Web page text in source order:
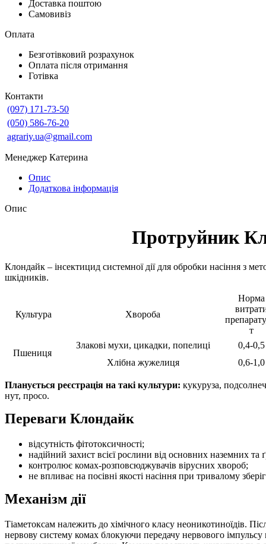
Доставка поштою
Самовивіз
Оплата
Безготівковий розрахунок
Оплата після отримання
Готівка
Контакти
(097) 171-73-50
(050) 586-76-20
agrariy.ua@gmail.com
Менеджер Катерина
Опис
Додаткова інформація
Опис
Протруйник
Клондайк – інсектицид системної дії для обробки насіння з
шкідників.
Культура Хвороба
Норма
т
Пшениця
Злакові мухи, цикадки, попелиці
0,4-0,5
Хлібна жужелиця
0,6-1,0
Планується реєстрація на такі культури: кукуруза,
нут, просо.
Переваги Клондайк
відсутність фітотоксичності;
надійний захист всієї рослини від основних наземних та
контролює комах-розповсюджувачів вірусних хвороб;
не впливає на посівні якості насіння при тривалому
Механізм дії
Тіаметоксам належить до хімічного класу неоникотиноїдів.
нервову систему комах блокуючи передачу нервового імпульсу